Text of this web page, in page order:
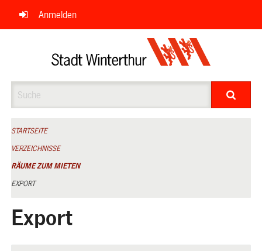
Navigation
überspringen
Anmelden
STARTSEITE
VERZEICHNISSE
RÄUME ZUM MIETEN
EXPORT
Export